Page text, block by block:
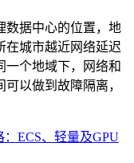
数据中心的位置，地
在城市越近网络延迟
一个地域下，网络和
以做到故障隔离，
ECS、轻量及GPU